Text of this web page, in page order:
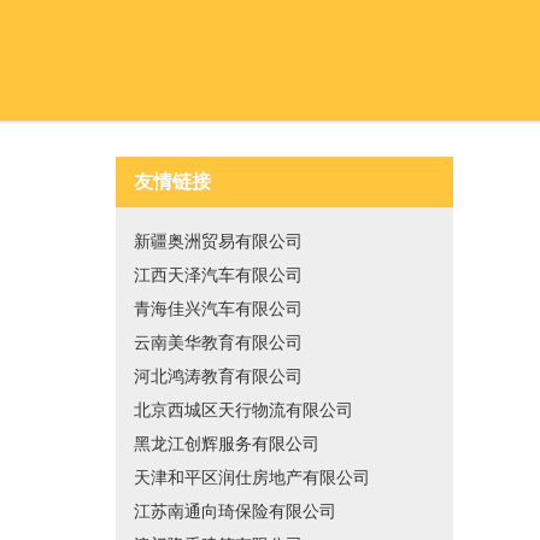
友情链接
新疆奥洲贸易有限公司
江西天泽汽车有限公司
青海佳兴汽车有限公司
云南美华教育有限公司
河北鸿涛教育有限公司
北京西城区天行物流有限公司
黑龙江创辉服务有限公司
天津和平区润仕房地产有限公司
江苏南通向琦保险有限公司